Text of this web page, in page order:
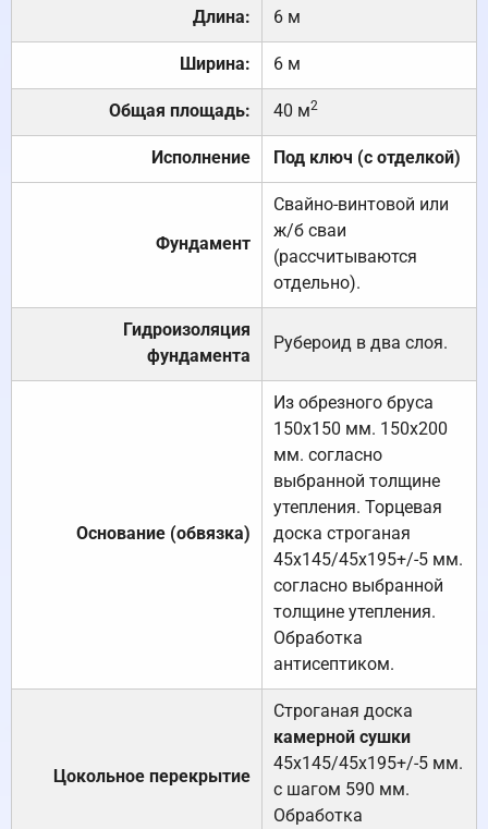
Длина: 6 м
Ширина: 6 м
Общая площадь: 40 м2
Исполнение Под ключ (с отделкой)
Фундамент
Свайно-винтовой или
ж/б сваи
(рассчитываются
отдельно).
Гидроизоляция
фундамента
Рубероид в два слоя.
Основание (обвязка)
Из обрезного бруса
150х150 мм. 150х200
мм. согласно
выбранной толщине
утепления. Торцевая
доска строганая
45х145/45х195+/-5 мм.
согласно выбранной
толщине утепления.
Обработка
антисептиком.
Цокольное перекрытие
Строганая доска
камерной сушки
45х145/45х195+/-5 мм.
с шагом 590 мм.
Обработка